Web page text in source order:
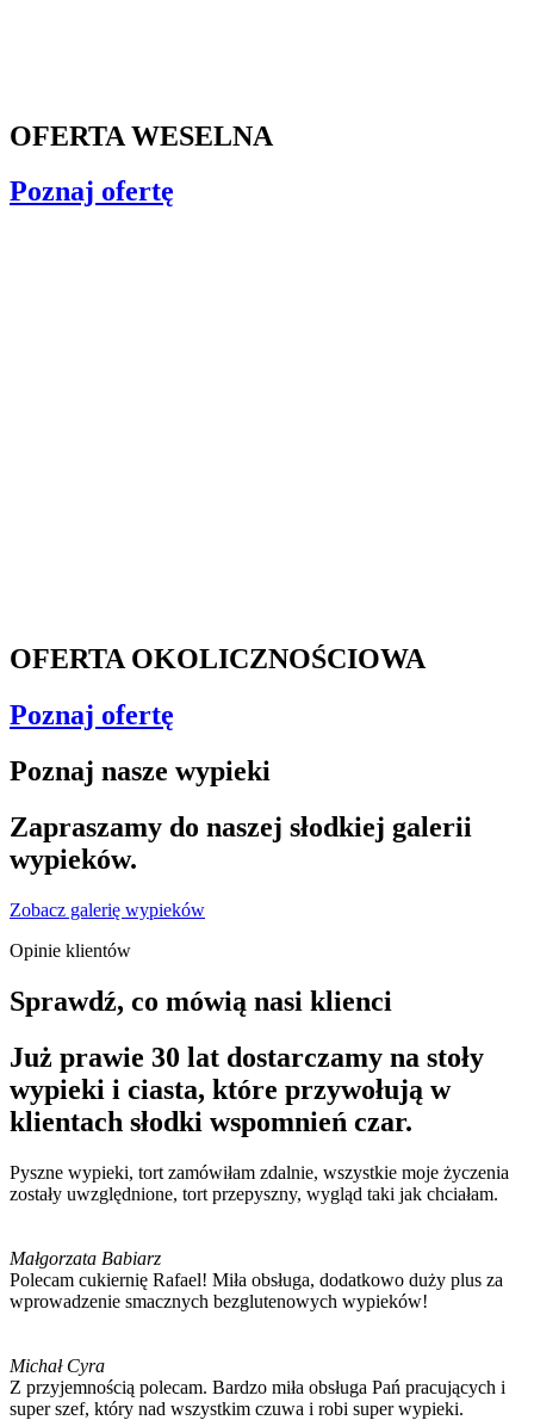
OFERTA WESELNA
Poznaj ofertę
OFERTA OKOLICZNOŚCIOWA
Poznaj ofertę
Poznaj nasze wypieki
Zapraszamy do naszej słodkiej galerii
wypieków.
Zobacz galerię wypieków
Opinie klientów
Sprawdź, co mówią nasi klienci
Już prawie 30 lat dostarczamy na stoły
wypieki i ciasta, które przywołują w
klientach słodki wspomnień czar.
Pyszne wypieki, tort zamówiłam zdalnie, wszystkie moje życzenia
zostały uwzględnione, tort przepyszny, wygląd taki jak chciałam.
Małgorzata Babiarz
Polecam cukiernię Rafael! Miła obsługa, dodatkowo duży plus za
wprowadzenie smacznych bezglutenowych wypieków!
Michał Cyra
Z przyjemnością polecam. Bardzo miła obsługa Pań pracujących i
super szef, który nad wszystkim czuwa i robi super wypieki.